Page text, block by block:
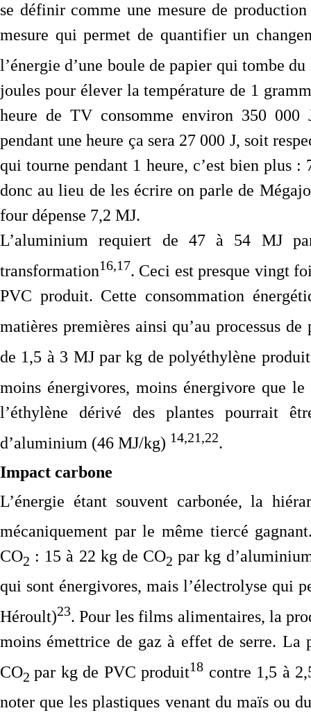
se définir comme une mesure de
mesure qui permet de quantifier un
l’énergie d’une boule de papier qui tombe du
joules pour élever la température de 1
heure de TV consomme environ 350 000
pendant une heure ça sera 27 000 J, soit
qui tourne pendant 1 heure, c’est bien plus
donc au lieu de les écrire on parle de
four dépense 7,2 MJ.
L’aluminium requiert de 47 à 54 MJ
transformation16,17. Ceci est presque vingt
PVC produit. Cette consommation
matières premières ainsi qu’au processus
de 1,5 à 3 MJ par kg de polyéthylène produit
moins énergivores, moins énergivore que
l’éthylène dérivé des plantes pourrait
d’aluminium (46 MJ/kg) 14,21,22.
Impact carbone
L’énergie étant souvent carbonée, la
mécaniquement par le même tiercé
CO2 : 15 à 22 kg de CO2 par kg
qui sont énergivores, mais l’électrolyse qui
Héroult)23. Pour les films alimentaires, la
moins émettrice de gaz à effet de serre. La
CO2par kg de PVC produit18 contre 1,5 à
noter que les plastiques venant du maïs ou